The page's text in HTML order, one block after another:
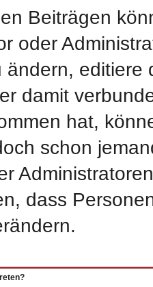
Beiträgen
oder
ändern,
damit
hat,
schon
dass